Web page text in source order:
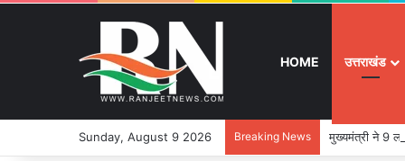
HOME उत्तराखंड
Sunday, August 9 2026 Breaking News मुख्यमंत्री ने 9